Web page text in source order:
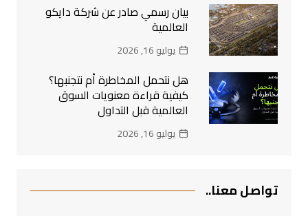
بيان رسمي صادر عن شركة دايكو
العالمية
يوليو 16, 2026
هل نتحمل المخاطرة أم نتجنبها؟
كيفية قراءة معنويات السوق
العالمية قبل التداول
يوليو 16, 2026
تواصل معنا..